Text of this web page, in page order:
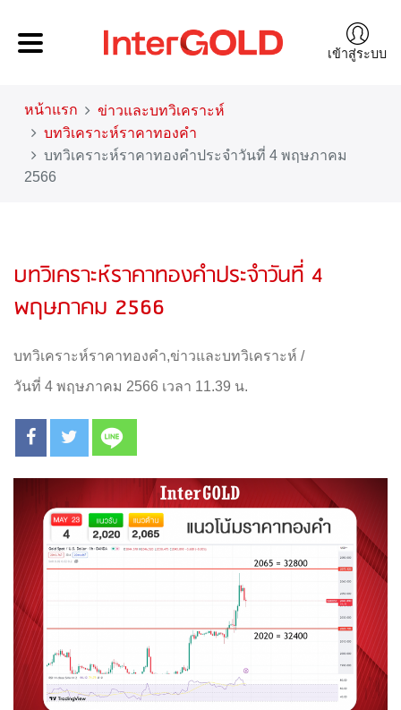
เข้าสู่ระบบ
หน้าแรก
ข่าวและบทวิเคราะห์
บทวิเคราะห์ราคาทองคำ
บทวิเคราะห์ราคาทองคำประจำวันที่ 4 พฤษภาคม
2566
บทวิเคราะห์ราคาทองคำประจำวันที่ 4
พฤษภาคม 2566
บทวิเคราะห์ราคาทองคำ,ข่าวและบทวิเคราะห์ /
วันที่ 4 พฤษภาคม 2566 เวลา 11.39 น.